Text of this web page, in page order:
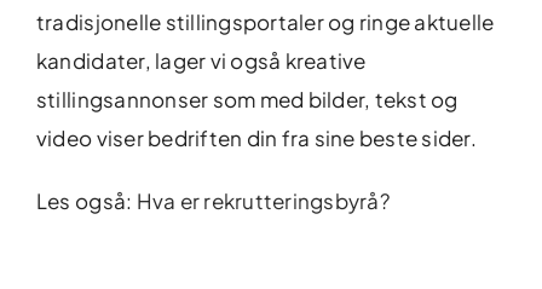
tradisjonelle stillingsportaler og ringe aktuelle
kandidater, lager vi også kreative
stillingsannonser som med bilder, tekst og
video viser bedriften din fra sine beste sider.
Les også: Hva er rekrutteringsbyrå?